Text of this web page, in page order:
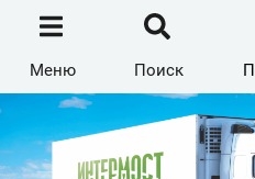
содержанию
Меню Поиск